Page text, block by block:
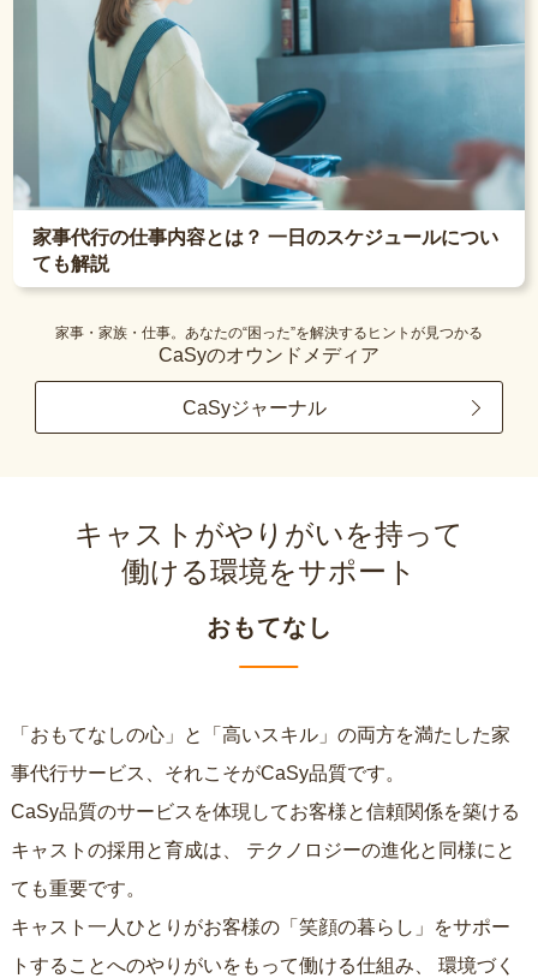
家事代行の仕事内容とは？ 一日のスケジュールについ
ても解説
家事・家族・仕事。あなたの“困った”を解決するヒントが見つかる
CaSyのオウンドメディア
CaSyジャーナル
キャストがやりがいを持って
働ける環境をサポート
おもてなし
「おもてなしの心」と「高いスキル」の両方を満たした家
事代行サービス、それこそがCaSy品質です。
CaSy品質のサービスを体現してお客様と信頼関係を築ける
キャストの採用と育成は、
ても重要です。
キャスト一人ひとりがお客様の「笑顔の暮らし」をサポー
トすることへのやりがいをもって働ける仕組み、